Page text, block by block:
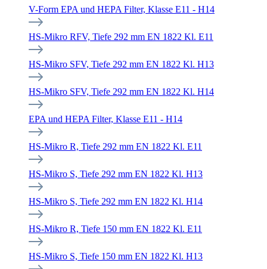
V-Form EPA und HEPA Filter, Klasse E11 - H14
HS-Mikro RFV, Tiefe 292 mm EN 1822 Kl. E11
HS-Mikro SFV, Tiefe 292 mm EN 1822 Kl. H13
HS-Mikro SFV, Tiefe 292 mm EN 1822 Kl. H14
EPA und HEPA Filter, Klasse E11 - H14
HS-Mikro R, Tiefe 292 mm EN 1822 Kl. E11
HS-Mikro S, Tiefe 292 mm EN 1822 Kl. H13
HS-Mikro S, Tiefe 292 mm EN 1822 Kl. H14
HS-Mikro R, Tiefe 150 mm EN 1822 Kl. E11
HS-Mikro S, Tiefe 150 mm EN 1822 Kl. H13